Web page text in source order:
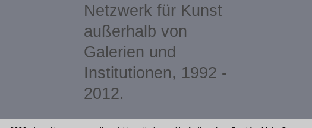
Netzwerk für Kunst
außerhalb von
Galerien und
Institutionen, 1992 -
2012.